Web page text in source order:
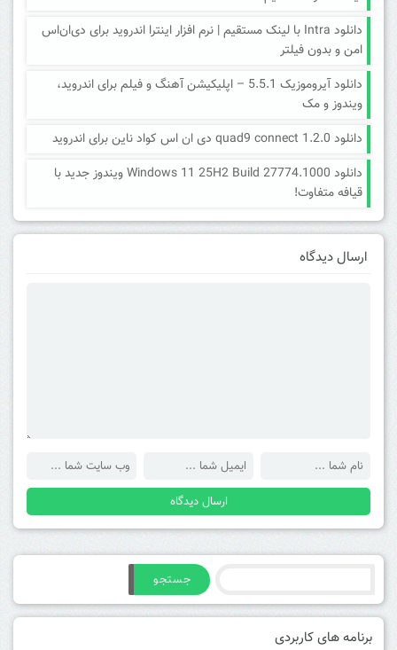
دانلود Intra با لینک مستقیم | نرم افزار اینترا اندروید برای دی‌ان‌اس
امن و بدون فیلتر
دانلود آیروموزیک 5.5.1 – اپلیکیشن آهنگ و فیلم برای اندروید،
ویندوز و مک
دانلود quad9 connect 1.2.0 دی ان اس کواد ناین برای اندروید
دانلود Windows 11 25H2 Build 27774.1000 ویندوز جدید با
قیافه متفاوت!
ارسال دیدگاه
جستجو
برنامه های کاربردی